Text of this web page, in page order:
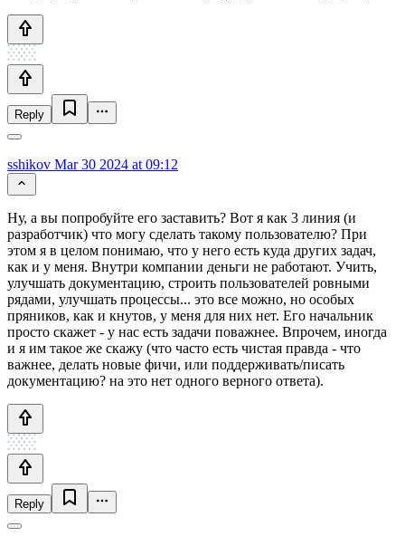
Reply
sshikov Mar 30 2024 at 09:12
Ну, а вы попробуйте его заставить? Вот я как 3 линия (и
разработчик) что могу сделать такому пользователю? При
этом я в целом понимаю, что у него есть куда других задач,
как и у меня. Внутри компании деньги не работают. Учить,
улучшать документацию, строить пользователей ровными
рядами, улучшать процессы... это все можно, но особых
пряников, как и кнутов, у меня для них нет. Его начальник
просто скажет - у нас есть задачи поважнее. Впрочем, иногда
и я им такое же скажу (что часто есть чистая правда - что
важнее, делать новые фичи, или поддерживать/писать
документацию? на это нет одного верного ответа).
Reply